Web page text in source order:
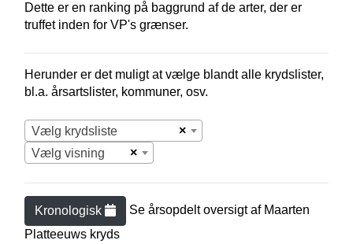
Dette er en ranking på baggrund af de arter, der er
truffet inden for VP's grænser.
Herunder er det muligt at vælge blandt alle krydslister,
bl.a. årsartslister, kommuner, osv.
×
Vælg krydsliste
×
Vælg visning
Kronologisk Se årsopdelt oversigt af Maarten
Platteeuws kryds